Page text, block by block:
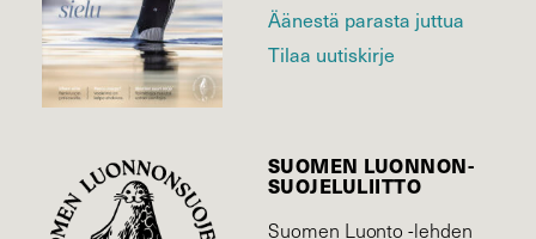
Äänestä parasta juttua
Tilaa uutiskirje
SUOMEN LUONNON­
SUOJELU­LIITTO
Suomen Luonto -lehden